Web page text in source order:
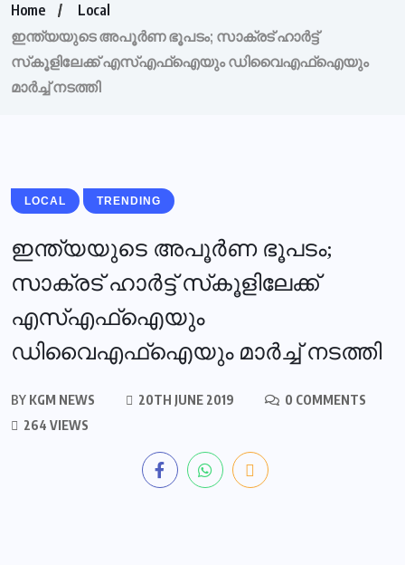
Home
Local
ഇന്ത്യയുടെ അപൂര്‍ണ ഭൂപടം; സാക്രട് ഹാര്‍ട്ട്
സ്‌കൂളിലേക്ക് എസ്എഫ്‌ഐയും ഡിവൈഎഫ്‌ഐയും
മാര്‍ച്ച് നടത്തി
LOCAL TRENDING
ഇന്ത്യയുടെ അപൂര്‍ണ ഭൂപടം;
സാക്രട് ഹാര്‍ട്ട് സ്‌കൂളിലേക്ക്
എസ്എഫ്‌ഐയും
ഡിവൈഎഫ്‌ഐയും മാര്‍ച്ച് നടത്തി
BY KGM NEWS 20TH JUNE 2019
0 COMMENTS
264 VIEWS